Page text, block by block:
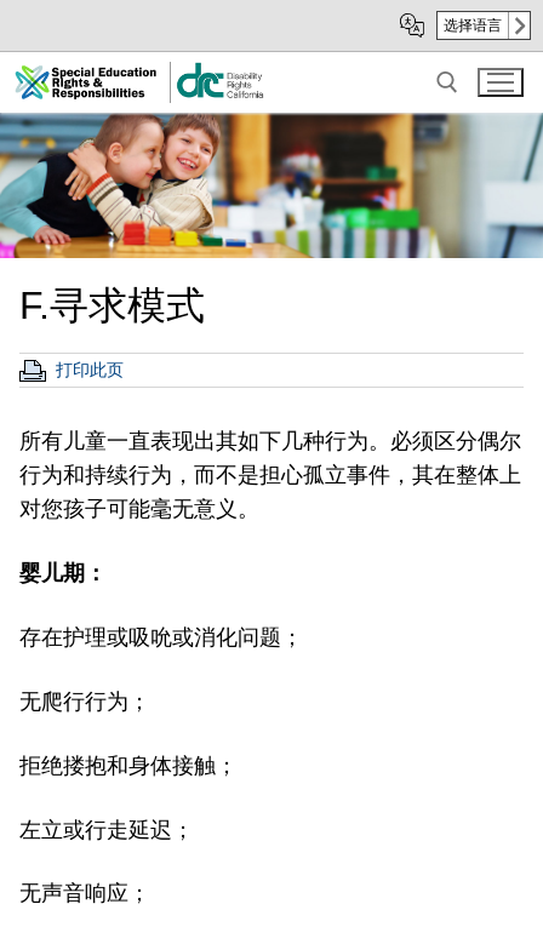
Main
Content
sub
navigation
选择语言
Search for:
F.寻求模式
打印此页
所有儿童一直表现出其如下几种行为。必须区分偶尔
行为和持续行为，而不是担心孤立事件，其在整体上
对您孩子可能毫无意义。
婴儿期：
存在护理或吸吮或消化问题；
无爬行行为；
拒绝搂抱和身体接触；
左立或行走延迟；
无声音响应；